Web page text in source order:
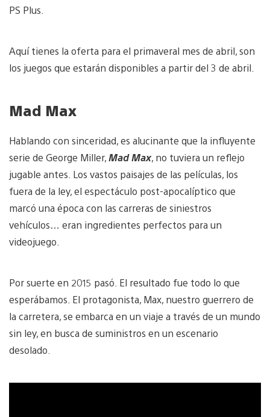
PS Plus.
Aquí tienes la oferta para el primaveral mes de abril, son
los juegos que estarán disponibles a partir del 3 de abril.
Mad Max
Hablando con sinceridad, es alucinante que la influyente
serie de George Miller,Mad Max, no tuviera un reflejo
jugable antes. Los vastos paisajes de las películas, los
fuera de la ley, el espectáculo post-apocalíptico que
marcó una época con las carreras de siniestros
vehículos… eran ingredientes perfectos para un
videojuego.
Por suerte en 2015 pasó. El resultado fue todo lo que
esperábamos. El protagonista, Max, nuestro guerrero de
la carretera, se embarca en un viaje a través de un mundo
sin ley, en busca de suministros en un escenario
desolado.